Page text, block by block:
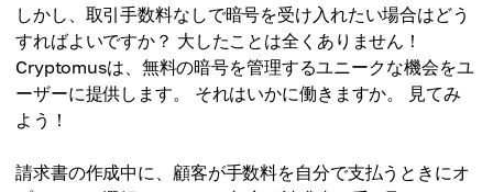
しかし、取引手数料なしで暗号を受け入れたい場合はどう
すればよいですか？ 大したことは全くありません！
Cryptomusは、無料の暗号を管理するユニークな機会をユ
ーザーに提供します。 それはいかに働きますか。 見てみ
よう！
請求書の作成中に、顧客が手数料を自分で支払うときにオ